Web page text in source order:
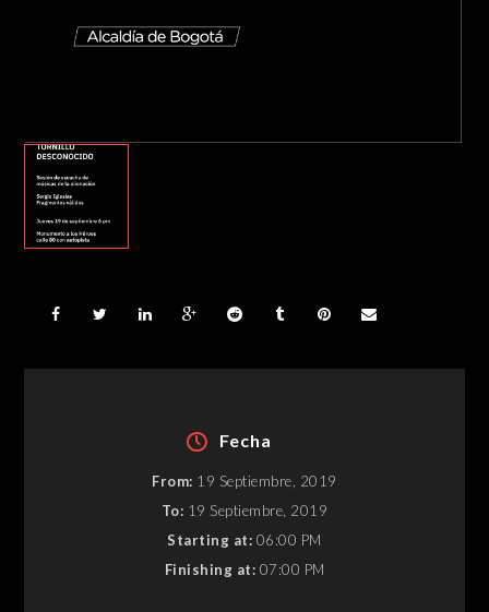
Fecha
From: 19 Septiembre, 2019
To: 19 Septiembre, 2019
Starting at: 06:00 PM
Finishing at: 07:00 PM